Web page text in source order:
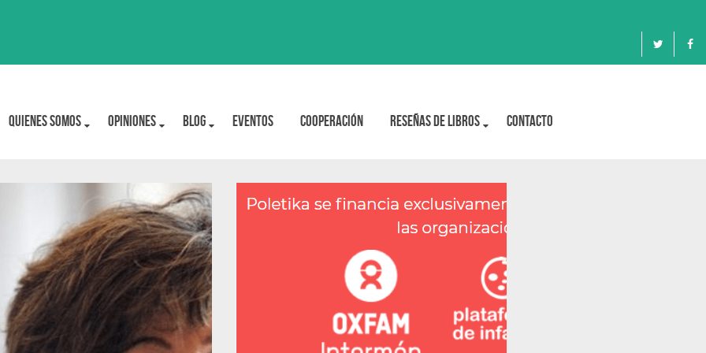
Quienes Somos OPINIONES BLOG Eventos Cooperación Reseñas de libros Contacto